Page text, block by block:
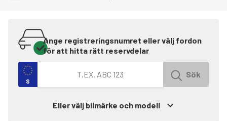
Ange registreringsnumret eller välj fordon
för att hitta rätt reservdelar
S
Sök efter fordon med registreringsnummer
Sök
Eller välj bilmärke och modell